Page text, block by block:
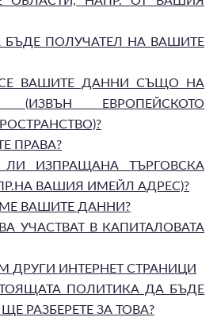
ПОЛУЧАТЕЛ НА ВАШИТЕ
ВАШИТЕ ДАННИ СЪЩО НА
(ИЗВЪН ЕВРОПЕЙСКОТО
ПРАВА?
ИЗПРАЩАНА ТЪРГОВСКА
ВАШИЯ ИМЕЙЛ АДРЕС)?
ВАШИТЕ ДАННИ?
УЧАСТВАТ В КАПИТАЛОВАТА
ДРУГИ ИНТЕРНЕТ СТРАНИЦИ
ПОЛИТИКА ДА БЪДЕ
РАЗБЕРЕТЕ ЗА ТОВА?